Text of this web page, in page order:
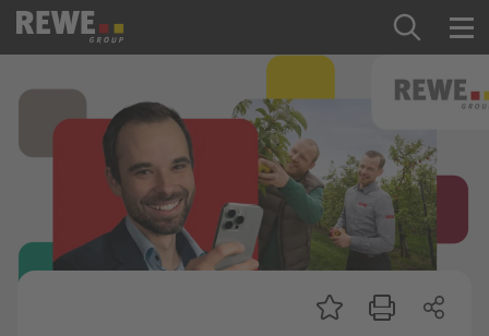
Zum Inhalt springen
Startseite
REWE Group als Arbeitgeber
Ausbildung & Studium
Praktikum & Werkstudium